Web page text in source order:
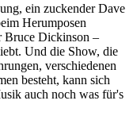
ein zuckender Dave
Herumposen
Bruce Dickinson –
Und die Show, die
verschiedenen
besteht, kann sich
auch noch was für's